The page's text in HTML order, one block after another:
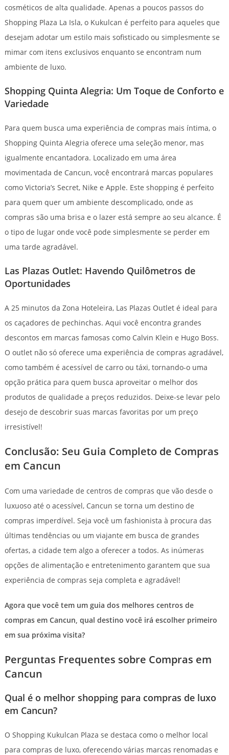
cosméticos de alta qualidade. Apenas a poucos passos do
Shopping Plaza La Isla, o Kukulcan é perfeito para aqueles que
desejam adotar um estilo mais sofisticado ou simplesmente se
mimar com itens exclusivos enquanto se encontram num
ambiente de luxo.
Shopping Quinta Alegria: Um Toque de Conforto e
Variedade
Para quem busca uma experiência de compras mais íntima, o
Shopping Quinta Alegria oferece uma seleção menor, mas
igualmente encantadora. Localizado em uma área
movimentada de Cancun, você encontrará marcas populares
como Victoria’s Secret, Nike e Apple. Este shopping é perfeito
para quem quer um ambiente descomplicado, onde as
compras são uma brisa e o lazer está sempre ao seu alcance. É
o tipo de lugar onde você pode simplesmente se perder em
uma tarde agradável.
Las Plazas Outlet: Havendo Quilômetros de
Oportunidades
A 25 minutos da Zona Hoteleira, Las Plazas Outlet é ideal para
os caçadores de pechinchas. Aqui você encontra grandes
descontos em marcas famosas como Calvin Klein e Hugo Boss.
O outlet não só oferece uma experiência de compras agradável,
como também é acessível de carro ou táxi, tornando-o uma
opção prática para quem busca aproveitar o melhor dos
produtos de qualidade a preços reduzidos. Deixe-se levar pelo
desejo de descobrir suas marcas favoritas por um preço
irresistível!
Conclusão: Seu Guia Completo de Compras
em Cancun
Com uma variedade de centros de compras que vão desde o
luxuoso até o acessível, Cancun se torna um destino de
compras imperdível. Seja você um fashionista à procura das
últimas tendências ou um viajante em busca de grandes
ofertas, a cidade tem algo a oferecer a todos. As inúmeras
opções de alimentação e entretenimento garantem que sua
experiência de compras seja completa e agradável!
Agora que você tem um guia dos melhores centros de
compras em Cancun, qual destino você irá escolher primeiro
em sua próxima visita?
Perguntas Frequentes sobre Compras em
Cancun
Qual é o melhor shopping para compras de luxo
em Cancun?
O Shopping Kukulcan Plaza se destaca como o melhor local
para compras de luxo, oferecendo várias marcas renomadas e